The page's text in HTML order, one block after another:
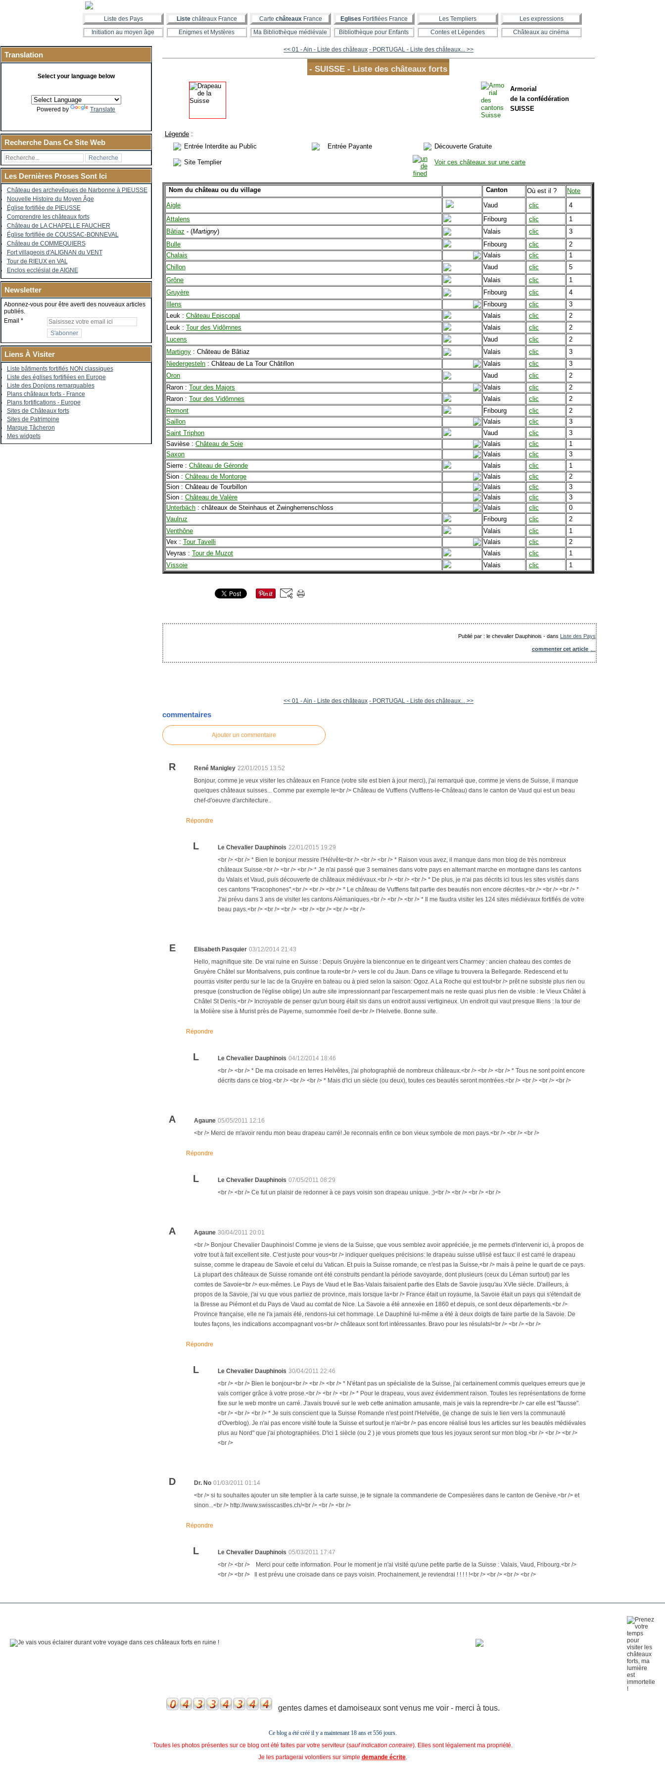
Liste des Pays Liste châteaux France Carte châteauxFrance Eglises Fortifiées France Les Templiers
Les expressions
Initiation au moyen âge
Enigmes et Mystères Ma Bibliothèque médiévale Bibliothèque pour Enfants Contes et Légendes Châteaux au cinéma
Translation
Select your language below
Powered by Translate
Recherche Dans Ce Site Web
Les Dernières Proses Sont Ici
Château des archevêques de Narbonne à PIEUSSE
Nouvelle Histoire du Moyen Âge
Église fortifiée de PIEUSSE
Comprendre les châteaux forts
Château de LA CHAPELLE FAUCHER
Église fortifiée de COUSSAC-BONNEVAL
Château de COMMEQUIERS
Fort villageois d'ALIGNAN du VENT
Tour de RIEUX en VAL
Enclos ecclésial de AIGNE
Newsletter
Abonnez-vous pour être averti des nouveaux articles
publiés.
Email
Liens À Visiter
Liste bâtiments fortifiés NON classiques
Liste des églises fortifiées en Europe
Liste des Donjons remarquables
Plans châteaux forts - France
Plans fortifications - Europe
Sites de Châteaux forts
Sites de Patrimoine
Marque Tâcheron
Mes widgets
<< 01 - Ain - Liste des châteaux - PORTUGAL - Liste des châteaux... >>
- SUISSE - Liste des châteaux forts
Armorial
de la confédération
SUISSE
Légende :
Entrée Interdite au Public
Entrée Payante Découverte Gratuite
Site Templier Voir ces châteaux sur une carte
Nom du château ou du village Canton Où est il ?
Note
Aigle
Vaud clic
4
Attalens
Fribourg clic
1
Bâtiaz - (Martigny) Valais clic
3
Bulle
Fribourg clic
2
Chalais
Valais clic
1
Chillon
Vaud clic
5
Grône
Valais clic
1
Gruyère
Fribourg clic
4
Illens
Fribourg clic
3
Leuk :Château Episcopal Valais clic
2
Leuk :Tour des Vidômnes Valais clic
2
Lucens
Vaud clic
2
Martigny : Château de Bâtiaz Valais clic
3
Niedergesteln : Château de La Tour Châtillon Valais clic
3
Oron
Vaud clic
2
Raron :Tour des Majors Valais clic
2
Raron :Tour des Vidômnes Valais clic
2
Romont
Fribourg clic
2
Saillon
Valais clic
3
Saint Triphon
Vaud clic
3
Savièse :Château de Soie Valais clic
1
Saxon
Valais clic
3
Sierre :Château de Géronde Valais clic
1
Sion :Château de Montorge Valais clic
2
Sion : Château de Tourbillon
Valais clic
3
Sion :Château de Valère Valais clic
3
Unterbäch : châteaux de Steinhaus et Zwingherrenschloss Valais clic
0
Vaulruz
Fribourg clic
2
Venthône
Valais clic
1
Vex :Tour Tavelli Valais clic
2
Veyras :Tour de Muzot Valais clic
1
Vissoie
Valais clic 1
Publié par : le chevalier Dauphinois -dans Liste des Pays
commenter cet article
<< 01 - Ain - Liste des châteaux - PORTUGAL - Liste des châteaux... >>
commentaires
Ajouter un commentaire
R René Manigley 22/01/2015 13:52
Bonjour, comme je veux visiter les châteaux en France (votre site est bien à jour merci), j'ai remarqué que, comme je viens de Suisse, il manque
quelques châteaux suisses... Comme par exemple le<br /> Château de Vufflens (Vufflens-le-Château) dans le canton de Vaud qui est un beau
chef-d'oeuvre d'architecture..
Répondre
L Le Chevalier Dauphinois 22/01/2015 19:29
<br /> <br /> * Bien le bonjour messire l'Hélvête<br /> <br /> <br /> * Raison vous avez, il manque dans mon blog de très nombreux
châteaux Suisse.<br /> <br /> <br /> * Je n'ai passé que 3 semaines dans votre pays en alternant marche en montagne dans les cantons
du Valais et Vaud, puis découverte de châteaux médiévaux.<br /> <br /> <br /> * De plus, je n'ai pas décrits ici tous les sites visités dans
ces cantons "Fracophones".<br /> <br /> <br /> * Le château de Vufflens fait partie des beautés non encore décrites.<br /> <br /> <br /> *
J'ai prévu dans 3 ans de visiter les cantons Alémaniques.<br /> <br /> <br /> * Il me faudra visiter les 124 sites médiévaux fortifiés de votre
beau pays.<br /> <br /> <br /> <br /> <br /> <br /> <br />
E Elisabeth Pasquier 03/12/2014 21:43
Hello, magnifique site. De vrai ruine en Suisse : Depuis Gruyère la bienconnue en te dirigeant vers Charmey : ancien chateau des comtes de
Gruyère Châtel sur Montsalvens, puis continue ta route<br /> vers le col du Jaun. Dans ce village tu trouvera la Bellegarde. Redescend et tu
pourras visiter perdu sur le lac de la Gruyère en bateau ou à pied selon la saison: Ogoz. A La Roche qui est tout<br /> prêt ne subsiste plus rien ou
presque (construction de l'église oblige) Un autre site impressionnant par l'escarpement mais ne reste quasi plus rien de visible : le Vieux Châtel à
Châtel St Denis.<br /> Incroyable de penser qu'un bourg était sis dans un endroit aussi vertigineux. Un endroit qui vaut presque Illens : la tour de
la Molière sise à Murist près de Payerne, surnommée l'oeil de<br /> l'Helvetie. Bonne suite.
Répondre
L Le Chevalier Dauphinois 04/12/2014 18:46
<br /> <br /> * De ma croisade en terres Helvêtes, j'ai photographié de nombreux châteaux.<br /> <br /> <br /> * Tous ne sont point encore
décrits dans ce blog.<br /> <br /> <br /> * Mais d'ici un siècle (ou deux), toutes ces beautés seront montrées.<br /> <br /> <br /> <br />
A Agaune 05/05/2011 12:16
<br /> Merci de m'avoir rendu mon beau drapeau carré! Je reconnais enfin ce bon vieux symbole de mon pays.<br /> <br /> <br />
Répondre
L Le Chevalier Dauphinois 07/05/2011 08:29
<br /> <br /> Ce fut un plaisir de redonner à ce pays voisin son drapeau unique. ;)<br /> <br /> <br /> <br />
A Agaune 30/04/2011 20:01
<br /> Bonjour Chevalier Dauphinois! Comme je viens de la Suisse, que vous semblez avoir appréciée, je me permets d'intervenir ici, à propos de
votre tout à fait excellent site. C'est juste pour vous<br /> indiquer quelques précisions: le drapeau suisse utilisé est faux: il est carré le drapeau
suisse, comme le drapeau de Savoie et celui du Vatican. Et puis la Suisse romande, ce n'est pas la Suisse,<br /> mais à peine le quart de ce pays.
La plupart des châteaux de Suisse romande ont été construits pendant la période savoyarde, dont plusieurs (ceux du Léman surtout) par les
comtes de Savoie<br /> eux-mêmes. Le Pays de Vaud et le Bas-Valais faisaient partie des Etats de Savoie jusqu'au XVIe siècle. D'ailleurs, à
propos de la Savoie, j'ai vu que vous parliez de province, mais lorsque la<br /> France était un royaume, la Savoie était un pays qui s'étendait de
la Bresse au Piémont et du Pays de Vaud au comtat de Nice. La Savoie a été annexée en 1860 et depuis, ce sont deux départements.<br />
Province française, elle ne l'a jamais été, rendons-lui cet hommage. Le Dauphiné lui-même a été à deux doigts de faire partie de la Savoie. De
toutes façons, les indications accompagnant vos<br /> châteaux sont fort intéressantes. Bravo pour les résulats!<br /> <br /> <br />
Répondre
L Le Chevalier Dauphinois 30/04/2011 22:46
<br /> <br /> Bien le bonjour<br /> <br /> <br /> * N'étant pas un spécialiste de la Suisse, j'ai certainement commis quelques erreurs que je
vais corriger grâce à votre prose.<br /> <br /> <br /> * Pour le drapeau, vous avez évidemment raison. Toutes les représentations de forme
fixe sur le web montre un carré. J'avais trouvé sur le web cette animation amusante, mais je vais la reprendre<br /> car elle est "fausse".
<br /> <br /> <br /> * Je suis conscient que la Suisse Romande n'est point l'Helvétie, (je change de suis le lien vers la communauté
d'Overblog). Je n'ai pas encore visité toute la Suisse et surtout je n'ai<br /> pas encore réalisé tous les articles sur les beautés médiévales
plus au Nord" que j'ai photographiées. D'ici 1 siècle (ou 2 ) je vous promets que tous les joyaux seront sur mon blog.<br /> <br /> <br />
<br />
D Dr. No 01/03/2011 01:14
<br /> si tu souhaites ajouter un site templier à la carte suisse, je te signale la commanderie de Compesières dans le canton de Genève.<br /> et
sinon...<br /> http://www.swisscastles.ch/<br /> <br /> <br />
Répondre
L Le Chevalier Dauphinois 05/03/2011 17:47
<br /> <br /> Merci pour cette information. Pour le moment je n'ai visité qu'une petite partie de la Suisse : Valais, Vaud, Fribourg.<br />
<br /> <br /> Il est prévu une croisade dans ce pays voisin. Prochainement, je reviendrai ! ! ! ! !<br /> <br /> <br /> <br />
gentes dames et damoiseaux sont venus me voir - merci à tous.
Ce blog a été créé il y a maintenant 18 ans et 556 jours.
Toutes les photos présentes sur ce blog ont été faites par votre serviteur (sauf indication contraire). Elles sont légalement ma propriété.
Je les partagerai volontiers sur simple demande écrite.